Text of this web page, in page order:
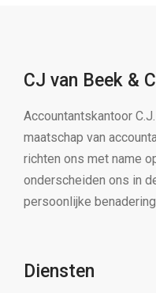
CJ van Beek &
Accountantskantoor
maatschap van
richten ons met name
onderscheiden ons in
persoonlijke
Diensten